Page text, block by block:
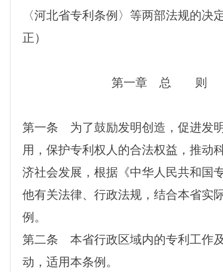
〈河北省专利条例〉等两部法规的决
正）
第一章 总 则
第一条 为了鼓励发明创造，促进发
用，保护专利权人的合法权益，推动
济社会发展，根据《中华人民共和国
他有关法律、行政法规，结合本省实
例。
第二条 本省行政区域内的专利工作
动，适用本条例。